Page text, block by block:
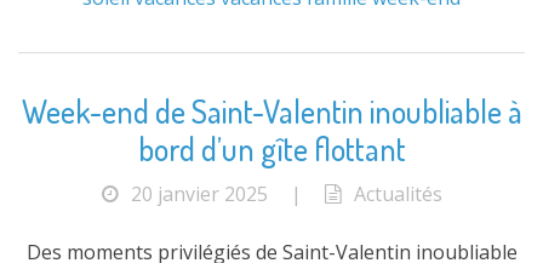
Week-end de Saint-Valentin inoubliable à
bord d’un gîte flottant
20 janvier 2025 | Actualités
Des moments privilégiés de Saint-Valentin inoubliable